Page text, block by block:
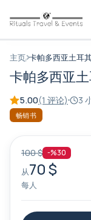
主页 卡帕多西亚土耳
卡帕多西亚
5.00(1 评论) 3
畅销书
100 $ -%30
从70 $
每人